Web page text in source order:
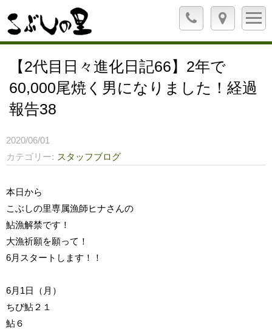
【2代目日々進化日記66】2年で
60,000尾焼く男になりました！経過
報告38
2020/06/01
カテゴリー
スタッフブログ
本日から
こぶしの里専属漁師ヒナさんの
鮎漁解禁です！
大漁祈願を願って！
6月スタートします！！
6月1日（月）
ちび鮎２１
鮎６